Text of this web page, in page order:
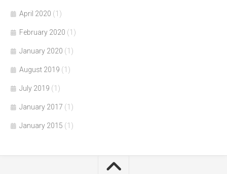
April 2020 (1)
February 2020 (1)
January 2020 (1)
August 2019 (1)
July 2019 (1)
January 2017 (1)
January 2015 (1)